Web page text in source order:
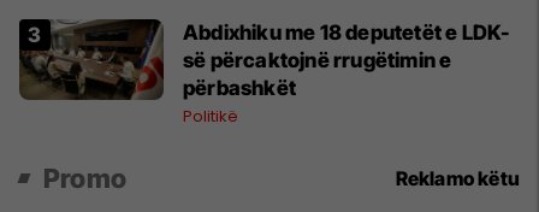
Abdixhiku me 18 deputetët e LDK-
së përcaktojnë rrugëtimin e
përbashkët
Politikë
Promo Reklamo këtu